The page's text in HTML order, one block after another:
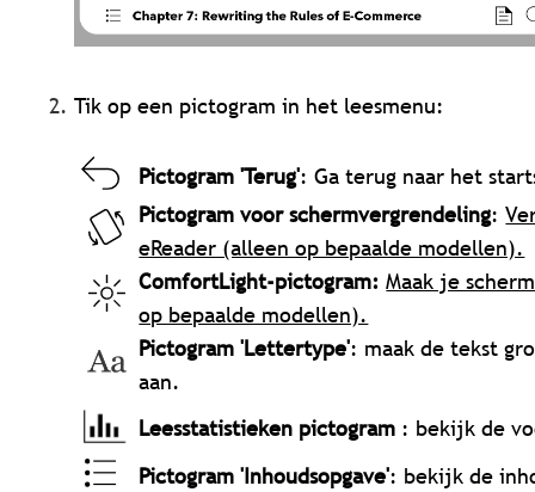
Tik op een pictogram in het leesmenu:
Pictogram 'Terug': Ga terug naar het
Pictogram voor schermvergrendeling:
eReader (alleen op bepaalde modellen).
ComfortLight-pictogram: Maak je
op bepaalde modellen).
Pictogram 'Lettertype': maak de tekst
aan.
Leesstatistieken pictogram : bekijk de
Pictogram 'Inhoudsopgave': bekijk de